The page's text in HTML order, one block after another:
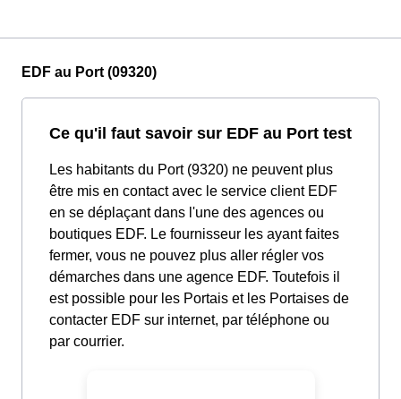
EDF au Port (09320)
Ce qu'il faut savoir sur EDF au Port test
Les habitants du Port (9320) ne peuvent plus
être mis en contact avec le service client EDF
en se déplaçant dans l'une des agences ou
boutiques EDF. Le fournisseur les ayant faites
fermer, vous ne pouvez plus aller régler vos
démarches dans une agence EDF. Toutefois il
est possible pour les Portais et les Portaises de
contacter EDF sur internet, par téléphone ou
par courrier.